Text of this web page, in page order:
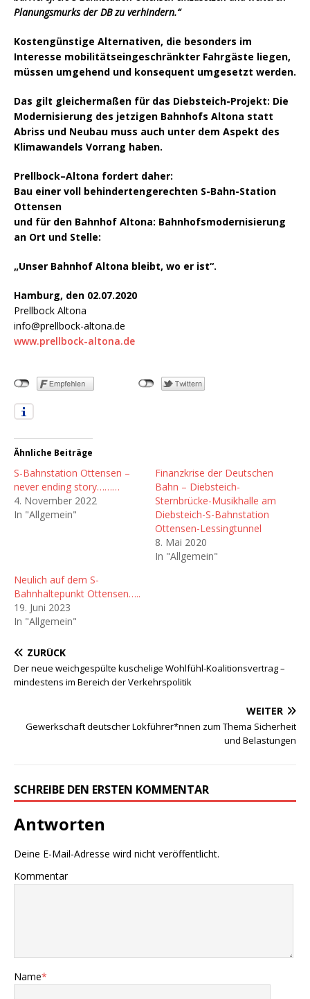
Planungsmurks der DB zu verhindern.“
Kostengünstige Alternativen, die besonders im
Interesse mobilitätseingeschränkter Fahrgäste liegen,
müssen umgehend und konsequent umgesetzt werden.
Das gilt gleichermaßen für das Diebsteich-Projekt: Die
Modernisierung des jetzigen Bahnhofs Altona statt
Abriss und Neubau muss auch unter dem Aspekt des
Klimawandels Vorrang haben.
Prellbock–Altona fordert daher:
Bau einer voll behindertengerechten S-Bahn-Station
Ottensen
und für den Bahnhof Altona: Bahnhofsmodernisierung
an Ort und Stelle:
„Unser Bahnhof Altona bleibt, wo er ist“.
Hamburg, den 02.07.2020
Prellbock Altona
info@prellbock-altona.de
www.prellbock-altona.de
Ähnliche Beiträge
S-Bahnstation Ottensen –
never ending story………
4. November 2022
In "Allgemein"
Finanzkrise der Deutschen
Bahn – Diebsteich-
Sternbrücke-Musikhalle am
Diebsteich-S-Bahnstation
Ottensen-Lessingtunnel
8. Mai 2020
In "Allgemein"
Neulich auf dem S-
Bahnhaltepunkt Ottensen…..
19. Juni 2023
In "Allgemein"
ZURÜCK
Der neue weichgespülte kuschelige Wohlfühl-Koalitionsvertrag –
mindestens im Bereich der Verkehrspolitik
WEITER
Gewerkschaft deutscher Lokführer*nnen zum Thema Sicherheit
und Belastungen
SCHREIBE DEN ERSTEN KOMMENTAR
Antworten
Deine E-Mail-Adresse wird nicht veröffentlicht.
Kommentar
Name*